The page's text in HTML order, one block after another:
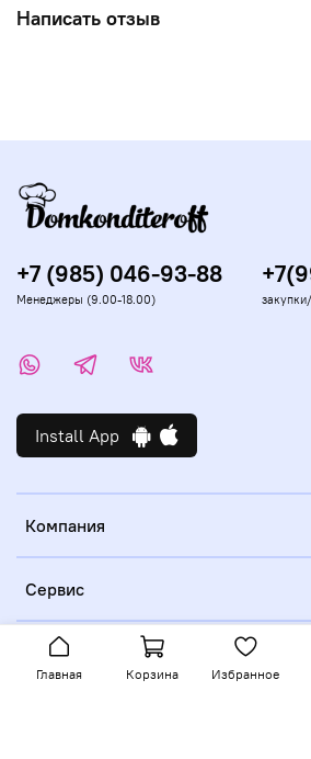
Написать отзыв
Компания
Сервис
Install App
+7 (985) 046-93-88
Менеджеры (9.00-18.00)
Главная Корзина Избранное